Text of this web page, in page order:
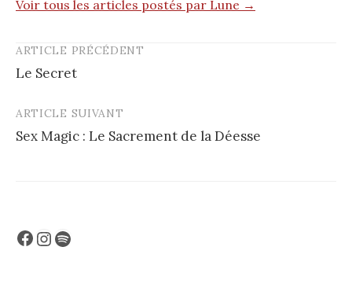
Voir tous les articles postés par Lune →
Post
navigation
ARTICLE PRÉCÉDENT
Le Secret
ARTICLE SUIVANT
Sex Magic : Le Sacrement de la Déesse
Facebook
Instagram
Spotify